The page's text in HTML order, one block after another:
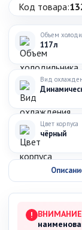
Код товара:
Объем
117 л
Вид
Цвет корпуса
чёрный
!